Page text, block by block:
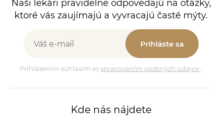
Naši lekári pravidelne odpovedajú na otázky,
ktoré vás zaujímajú a vyvracajú časté mýty.
Prihláste sa
Prihlásením súhlasím so spracovaním osobných údajov .
Kde nás nájdete